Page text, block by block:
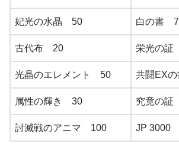
妃光の水晶 50 白の書
古代布 20 栄光の
光晶のエレメント 50 共闘EX
属性の輝き 30 究竟の
討滅戦のアニマ 100 JP 3000